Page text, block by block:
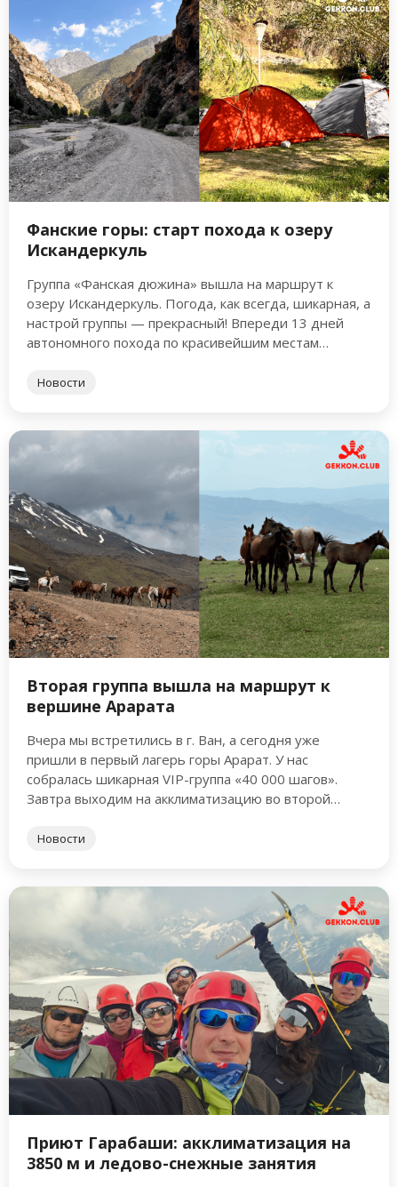
Фанские горы: старт похода к озеру
Искандеркуль
Группа «Фанская дюжина» вышла на маршрут к
озеру Искандеркуль. Погода, как всегда, шикарная, а
настрой группы — прекрасный! Впереди 13 дней
автономного похода по красивейшим местам
Новости
Вторая группа вышла на маршрут к
вершине Арарата
Вчера мы встретились в г. Ван, а сегодня уже
пришли в первый лагерь горы Арарат. У нас
собралась шикарная VIP-группа «40 000 шагов».
Завтра выходим на акклиматизацию во второй
Новости
Приют Гарабаши: акклиматизация на
3850 м и ледово-снежные занятия